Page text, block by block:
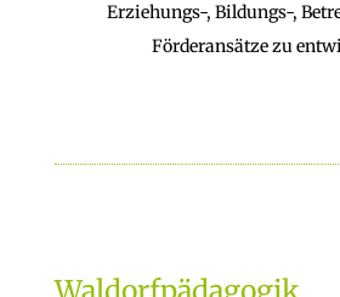
Erziehungs-, Bildungs-,
Förderansätze zu